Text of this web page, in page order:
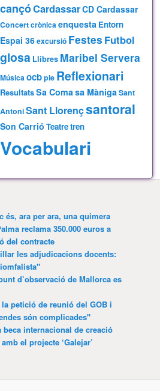
cançóCardassarCD Cardassar
Concertcrònicaenquesta Entorn
Espai 36excursió Festes Futbol
glosa Llibres Maribel Servera
Músicaocbple Reflexionari
ResultatsSa Comasa MànigaSant
AntoniSant Llorençsantoral
Son Carrió Teatretren
Vocabulari
és, ara per ara, una quimera
reclama 350.000 euros a
del contracte
les adjudicacions docents:
d’observació de Mallorca es
petició de reunió del GOB i
són complicades"
internacional de creació
el projecte ‘Galejar’